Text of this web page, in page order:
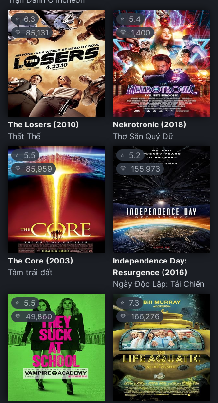
⭐ 6.3
💛85,131
The Losers (2010)
Thất Thế
⭐ 5.4
💛 1,400
Nekrotronic (2018)
Thợ Săn Quỷ Dữ
⭐ 5.5
💛 85,959
The Core (2003)
Tâm trái đất
⭐ 5.2
💛 155,973
Independence Day:
Resurgence (2016)
Ngày Độc Lập: Tái Chiến
⭐ 5.5
💛 49,860
⭐ 7.3
💛 166,276